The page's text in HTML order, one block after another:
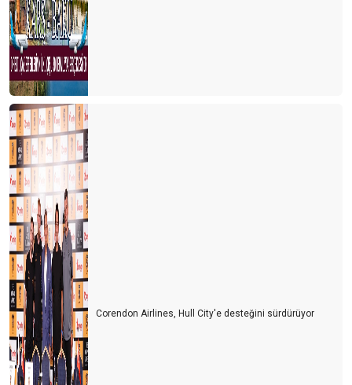
Corendon Airlines, Hull City'e desteğini sürdürüyor